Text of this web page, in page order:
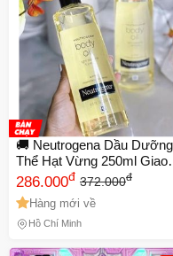
🚚 Neutrogena Dầu Dưỡng
Thể Hạt Vừng 250ml Giao
Nhanh
286.000đ 372.000đ
Hàng mới về
Hồ Chí Minh